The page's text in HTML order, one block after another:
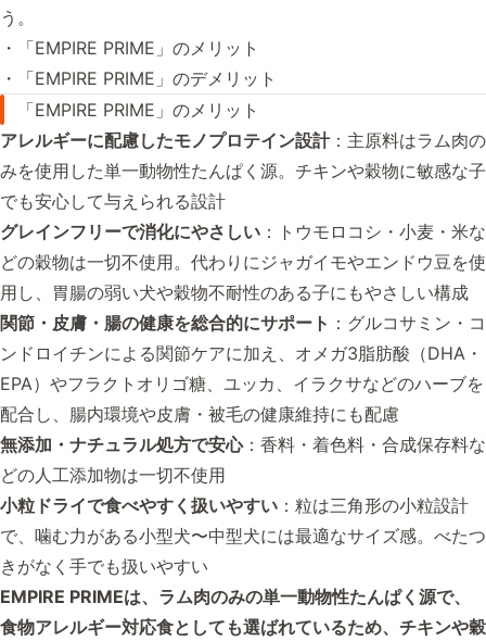
う。
・「EMPIRE PRIME」のメリット
・「EMPIRE PRIME」のデメリット
「EMPIRE PRIME」のメリット
アレルギーに配慮したモノプロテイン設計：主原料はラム肉の
みを使用した単一動物性たんぱく源。チキンや穀物に敏感な子
でも安心して与えられる設計
グレインフリーで消化にやさしい ：トウモロコシ・小麦・米な
どの穀物は一切不使用。代わりにジャガイモやエンドウ豆を使
用し、胃腸の弱い犬や穀物不耐性のある子にもやさしい構成
関節・皮膚・腸の健康を総合的にサポート ：グルコサミン・コ
ンドロイチンによる関節ケアに加え、オメガ3脂肪酸（DHA・
EPA）やフラクトオリゴ糖、ユッカ、イラクサなどのハーブを
配合し、腸内環境や皮膚・被毛の健康維持にも配慮
無添加・ナチュラル処方で安心：香料・着色料・合成保存料な
どの人工添加物は一切不使用
小粒ドライで食べやすく扱いやすい ：粒は三角形の小粒設計
で、噛む力がある小型犬〜中型犬には最適なサイズ感。べたつ
きがなく手でも扱いやすい
EMPIRE PRIMEは、ラム肉のみの単一動物性たんぱく源で、
食物アレルギー対応食としても選ばれているため、チキンや穀